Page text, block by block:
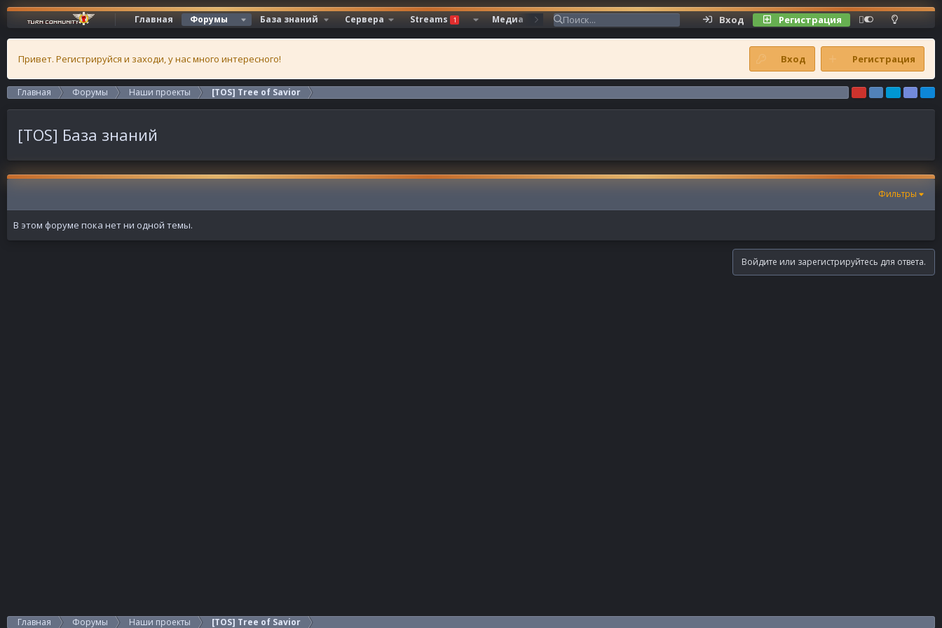
Главная Форумы База знаний Сервера Streams 1 Медиа Ресурсы Вход Регистрация
Привет. Регистрируйся и заходи, у нас много интересного! Вход Регистрация
Главная Форумы Наши проекты [TOS] Tree of Savior
[TOS] База знаний
Фильтры
В этом форуме пока нет ни одной темы.
Войдите или зарегистрируйтесь для ответа.
Главная Форумы Наши проекты [TOS] Tree of Savior